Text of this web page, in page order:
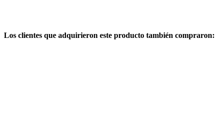
Los clientes que adquirieron este producto también compraron: